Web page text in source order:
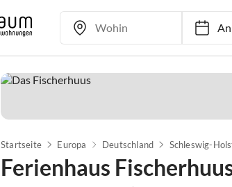
Startseite Europa Deutschland Schleswig-
Ferienhaus